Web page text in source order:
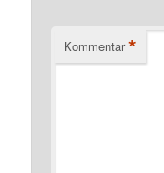
Kommentar *